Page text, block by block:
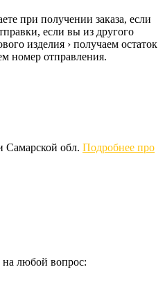
при получении заказа, если
если вы из другого
изделия › получаем остаток
номер отправления.
Самарской обл. Подробнее про
на любой вопрос: